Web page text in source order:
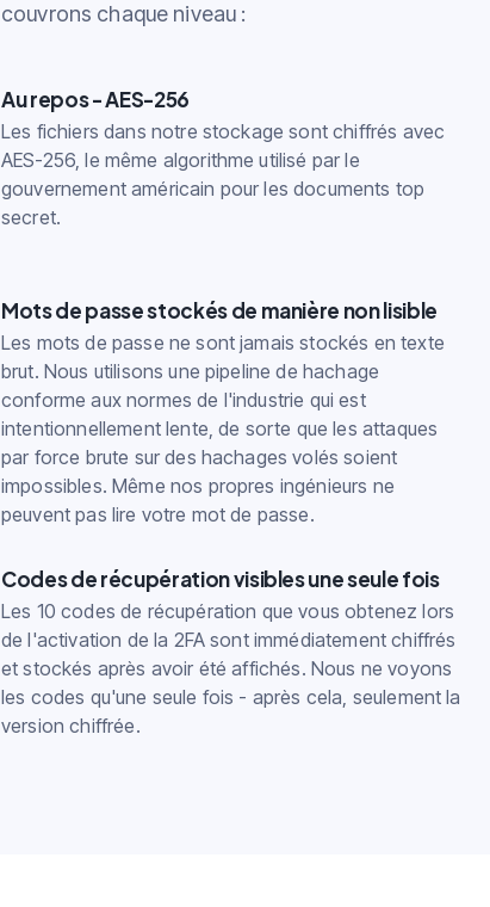
couvrons chaque niveau :
Au repos - AES-256
Les fichiers dans notre stockage sont chiffrés avec
AES-256, le même algorithme utilisé par le
gouvernement américain pour les documents top
secret.
Mots de passe stockés de manière non lisible
Les mots de passe ne sont jamais stockés en texte
brut. Nous utilisons une pipeline de hachage
conforme aux normes de l'industrie qui est
intentionnellement lente, de sorte que les attaques
par force brute sur des hachages volés soient
impossibles. Même nos propres ingénieurs ne
peuvent pas lire votre mot de passe.
Codes de récupération visibles une seule fois
Les 10 codes de récupération que vous obtenez lors
de l'activation de la 2FA sont immédiatement chiffrés
et stockés après avoir été affichés. Nous ne voyons
les codes qu'une seule fois - après cela, seulement la
version chiffrée.